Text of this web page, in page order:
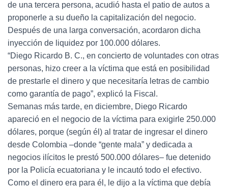
de una tercera persona, acudió hasta el patio de autos a
proponerle a su dueño la capitalización del negocio.
Después de una larga conversación, acordaron dicha
inyección de liquidez por 100.000 dólares.
“Diego Ricardo B. C., en concierto de voluntades con otras
personas, hizo creer a la víctima que está en posibilidad
de prestarle el dinero y que necesitaría letras de cambio
como garantía de pago”, explicó la Fiscal.
Semanas más tarde, en diciembre, Diego Ricardo
apareció en el negocio de la víctima para exigirle 250.000
dólares, porque (según él) al tratar de ingresar el dinero
desde Colombia –donde “gente mala” y dedicada a
negocios ilícitos le prestó 500.000 dólares– fue detenido
por la Policía ecuatoriana y le incautó todo el efectivo.
Como el dinero era para él, le dijo a la víctima que debía